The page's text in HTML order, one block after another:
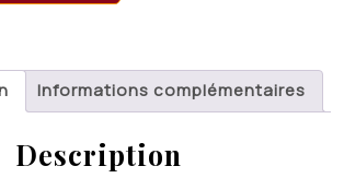
Informations complémentaires
Description